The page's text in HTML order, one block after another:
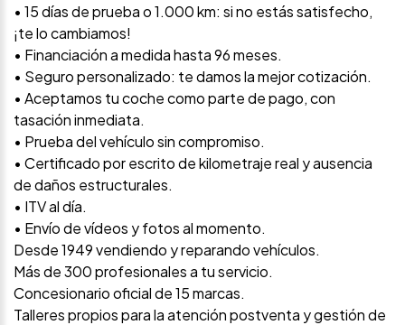
• 15 días de prueba o 1.000 km: si no estás satisfecho,
¡te lo cambiamos!
• Financiación a medida hasta 96 meses.
• Seguro personalizado: te damos la mejor cotización.
• Aceptamos tu coche como parte de pago, con
tasación inmediata.
• Prueba del vehículo sin compromiso.
• Certificado por escrito de kilometraje real y ausencia
de daños estructurales.
• ITV al día.
• Envío de vídeos y fotos al momento.
Desde 1949 vendiendo y reparando vehículos.
Más de 300 profesionales a tu servicio.
Concesionario oficial de 15 marcas.
Talleres propios para la atención postventa y gestión de